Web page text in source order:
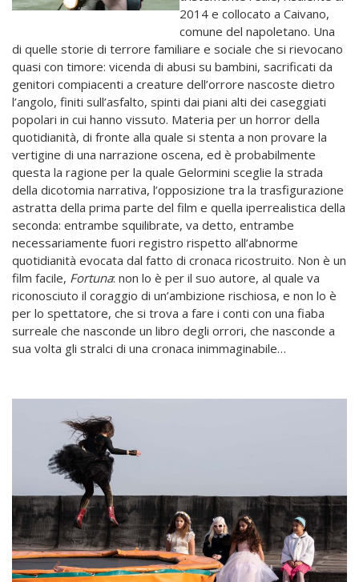
2014 e collocato a Caivano,
comune del napoletano. Una
di quelle storie di terrore familiare e sociale che si rievocano
quasi con timore: vicenda di abusi su bambini, sacrificati da
genitori compiacenti a creature dell’orrore nascoste dietro
l’angolo, finiti sull’asfalto, spinti dai piani alti dei caseggiati
popolari in cui hanno vissuto. Materia per un horror della
quotidianità, di fronte alla quale si stenta a non provare la
vertigine di una narrazione oscena, ed è probabilmente
questa la ragione per la quale Gelormini sceglie la strada
della dicotomia narrativa, l’opposizione tra la trasfigurazione
astratta della prima parte del film e quella iperrealistica della
seconda: entrambe squilibrate, va detto, entrambe
necessariamente fuori registro rispetto all’abnorme
quotidianità evocata dal fatto di cronaca ricostruito. Non è un
film facile, Fortuna: non lo è per il suo autore, al quale va
riconosciuto il coraggio di un’ambizione rischiosa, e non lo è
per lo spettatore, che si trova a fare i conti con una fiaba
surreale che nasconde un libro degli orrori, che nasconde a
sua volta gli stralci di una cronaca inimmaginabile…